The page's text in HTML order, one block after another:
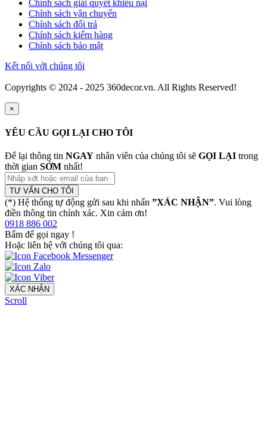
Chính sách giải quyết khiếu nại
Chính sách vận chuyển
Chính sách đổi trả
Chính sách kiểm hàng
Chính sách bảo mật
Kết nối với chúng tôi
Copyrights © 2024 - 2025 360decor.vn. All Rights Reserved!
×
YÊU CẦU GỌI LẠI CHO TÔI
Để lại thông tin NGAY nhân viên của chúng tôi sẽ GỌI LẠI trong
thời gian SỚM nhất!
TƯ VẤN CHO TÔI
(*) Hệ thống tự động gửi sau khi nhấn ”XÁC NHẬN”. Vui lòng
điền thông tin chính xác. Xin cảm ơn!
0918 886 002
Bấm để gọi ngay !
Hoặc liên hệ với chúng tôi qua:
XÁC NHẬN
Scroll